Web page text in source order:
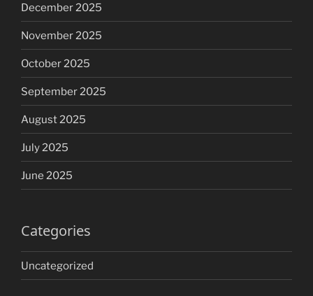
December 2025
November 2025
October 2025
September 2025
August 2025
July 2025
June 2025
Categories
Uncategorized